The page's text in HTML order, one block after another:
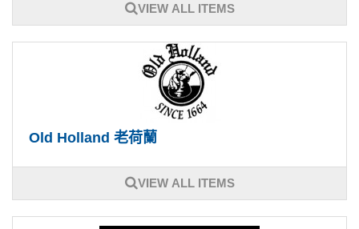
VIEW ALL ITEMS
Old Holland 老荷蘭
VIEW ALL ITEMS